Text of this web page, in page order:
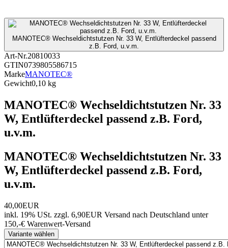
MANOTEC® Wechseldichtstutzen Nr. 33 W, Entlüfterdeckel passend
z.B. Ford, u.v.m.
Art-Nr.20810033
GTIN0739805586715
MarkeMANOTEC®
Gewicht0,10 kg
MANOTEC® Wechseldichtstutzen Nr. 33
W, Entlüfterdeckel passend z.B. Ford,
u.v.m.
MANOTEC® Wechseldichtstutzen Nr. 33
W, Entlüfterdeckel passend z.B. Ford,
u.v.m.
40,00EUR
inkl. 19% USt. zzgl. 6,90EUR Versand nach Deutschland unter
150,-€ Warenwert-Versand
Variante wählen